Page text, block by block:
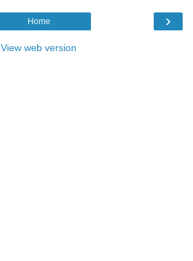
›
Home
View web version